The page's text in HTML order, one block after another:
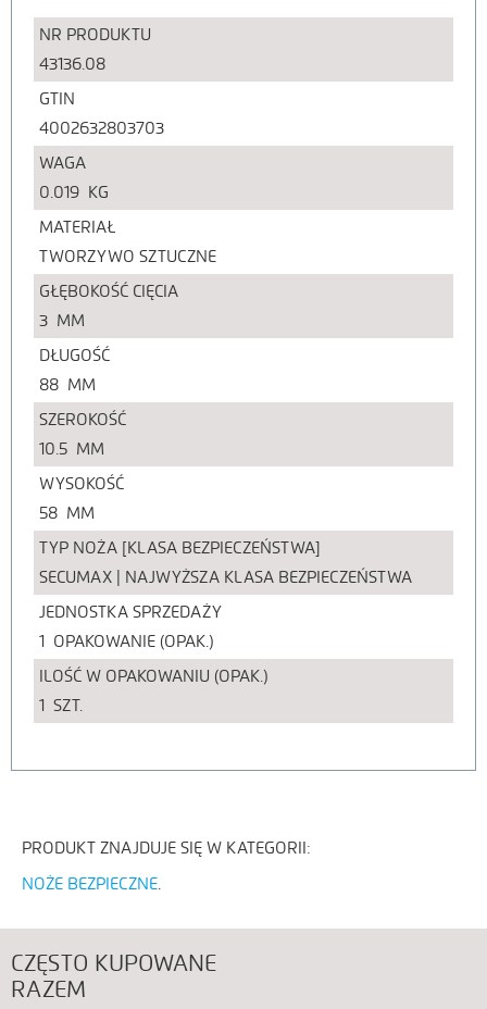
NR PRODUKTU
43136.08
GTIN
4002632803703
WAGA
0.019 KG
MATERIAŁ
TWORZYWO SZTUCZNE
GŁĘBOKOŚĆ CIĘCIA
3 MM
DŁUGOŚĆ
88 MM
SZEROKOŚĆ
10.5 MM
WYSOKOŚĆ
58 MM
TYP NOŻA [KLASA BEZPIECZEŃSTWA]
SECUMAX | NAJWYŻSZA KLASA BEZPIECZEŃSTWA
JEDNOSTKA SPRZEDAŻY
1 OPAKOWANIE (OPAK.)
ILOŚĆ W OPAKOWANIU (OPAK.)
1 SZT.
PRODUKT ZNAJDUJE SIĘ W KATEGORII:
NOŻE BEZPIECZNE
CZĘSTO KUPOWANE
RAZEM